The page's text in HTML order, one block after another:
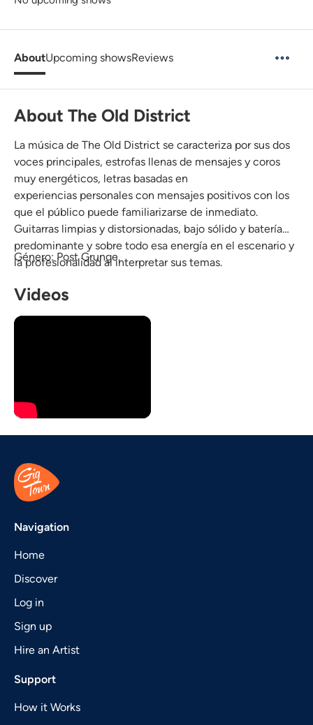
AboutUpcoming showsReviews
About The Old District
La música de The Old District se caracteriza por sus dos
voces principales, estrofas llenas de mensajes y coros
muy energéticos, letras basadas en
experiencias personales con mensajes positivos con los
que el público puede familiarizarse de inmediato.
Guitarras limpias y distorsionadas, bajo sólido y batería
predominante y sobre todo esa energía en el escenario y
la profesionalidad al interpretar sus temas.
Género: Post Grunge.
Videos
Navigation
Home
Discover
Log in
Sign up
Hire an Artist
Support
How it Works